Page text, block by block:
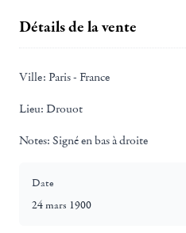
Détails de la vente
Ville: Paris - France
Lieu: Drouot
Notes: Signé en bas à droite
Date
24 mars 1900